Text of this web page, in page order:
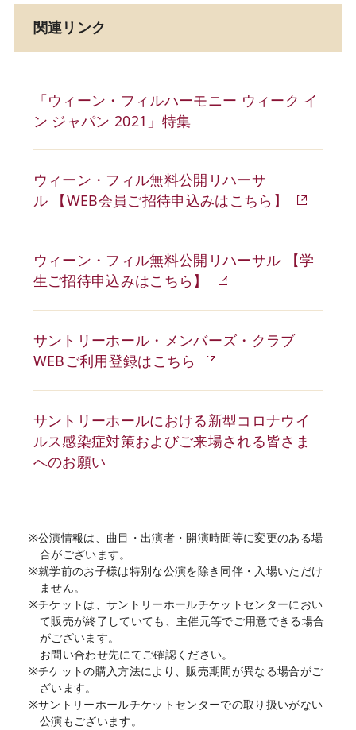
関連リンク
「ウィーン・フィルハーモニー ウィーク イ
ン ジャパン 2021」特集
ウィーン・フィル無料公開リハーサ
ル 【WEB会員ご招待申込みはこちら】
ウィーン・フィル無料公開リハーサル 【学
生ご招待申込みはこちら】
サントリーホール・メンバーズ・クラブ
WEBご利用登録はこちら
サントリーホールにおける新型コロナウイ
ルス感染症対策およびご来場される皆さま
へのお願い
※公演情報は、曲目・出演者・開演時間等に変更のある場
合がございます。
※就学前のお子様は特別な公演を除き同伴・入場いただけ
ません。
※チケットは、サントリーホールチケットセンターにおい
て販売が終了していても、主催元等でご用意できる場合
がございます。
お問い合わせ先にてご確認ください。
※チケットの購入方法により、販売期間が異なる場合がご
ざいます。
※サントリーホールチケットセンターでの取り扱いがない
公演もございます。